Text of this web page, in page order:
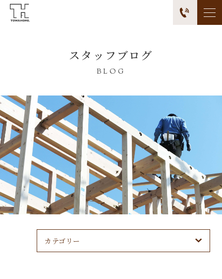
スタッフブログ
BLOG
カテゴリー